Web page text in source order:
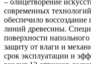
современных
обеспечило
линий древесины.
поверхности
защиту от влаги и
срок эксплуатации и